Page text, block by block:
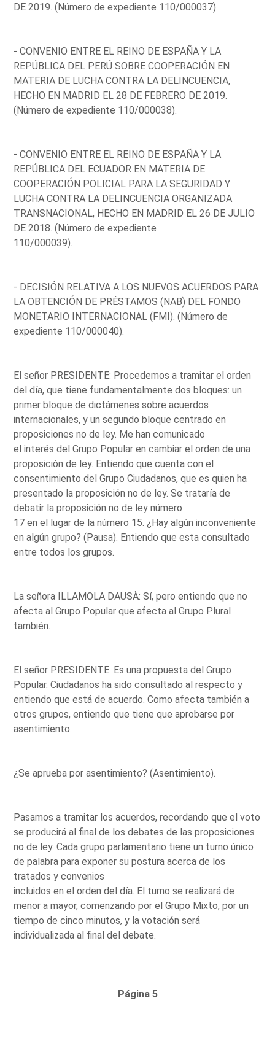
DE 2019. (Número de expediente 110/000037).
- CONVENIO ENTRE EL REINO DE ESPAÑA Y LA
REPÚBLICA DEL PERÚ SOBRE COOPERACIÓN EN
MATERIA DE LUCHA CONTRA LA DELINCUENCIA,
HECHO EN MADRID EL 28 DE FEBRERO DE 2019.
(Número de expediente 110/000038).
- CONVENIO ENTRE EL REINO DE ESPAÑA Y LA
REPÚBLICA DEL ECUADOR EN MATERIA DE
COOPERACIÓN POLICIAL PARA LA SEGURIDAD Y
LUCHA CONTRA LA DELINCUENCIA ORGANIZADA
TRANSNACIONAL, HECHO EN MADRID EL 26 DE JULIO
DE 2018. (Número de expediente
110/000039).
- DECISIÓN RELATIVA A LOS NUEVOS ACUERDOS PARA
LA OBTENCIÓN DE PRÉSTAMOS (NAB) DEL FONDO
MONETARIO INTERNACIONAL (FMI). (Número de
expediente 110/000040).
El señor PRESIDENTE: Procedemos a tramitar el orden
del día, que tiene fundamentalmente dos bloques: un
primer bloque de dictámenes sobre acuerdos
internacionales, y un segundo bloque centrado en
proposiciones no de ley. Me han comunicado
el interés del Grupo Popular en cambiar el orden de una
proposición de ley. Entiendo que cuenta con el
consentimiento del Grupo Ciudadanos, que es quien ha
presentado la proposición no de ley. Se trataría de
debatir la proposición no de ley número
17 en el lugar de la número 15. ¿Hay algún inconveniente
en algún grupo? (Pausa). Entiendo que esta consultado
entre todos los grupos.
La señora ILLAMOLA DAUSÀ: Sí, pero entiendo que no
afecta al Grupo Popular que afecta al Grupo Plural
también.
El señor PRESIDENTE: Es una propuesta del Grupo
Popular. Ciudadanos ha sido consultado al respecto y
entiendo que está de acuerdo. Como afecta también a
otros grupos, entiendo que tiene que aprobarse por
asentimiento.
¿Se aprueba por asentimiento? (Asentimiento).
Pasamos a tramitar los acuerdos, recordando que el voto
se producirá al final de los debates de las proposiciones
no de ley. Cada grupo parlamentario tiene un turno único
de palabra para exponer su postura acerca de los
tratados y convenios
incluidos en el orden del día. El turno se realizará de
menor a mayor, comenzando por el Grupo Mixto, por un
tiempo de cinco minutos, y la votación será
individualizada al final del debate.
Página 5